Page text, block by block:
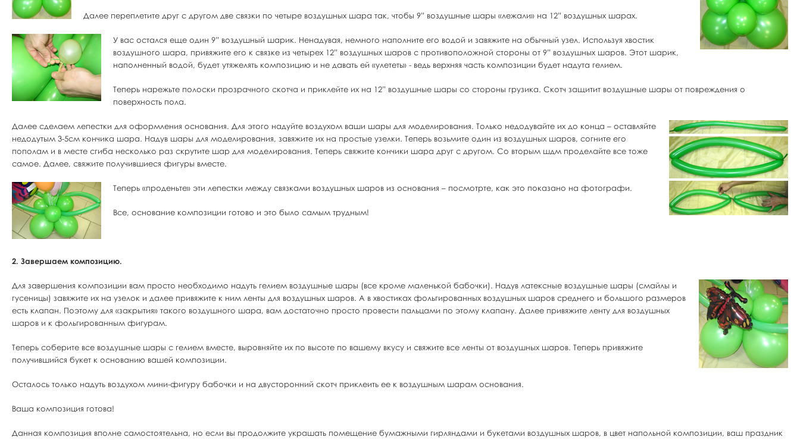
Далее переплетите друг с другом две связки по четыре воздушных шара так, чтобы 9” воздушные шары «лежали» на 12” воздушных шарах.
У вас остался еще один 9” воздушный шарик. Ненадувая, немного наполните его водой и завяжите на обычный узел. Используя хвостик
воздушного шара, привяжите его к связке из четырех 12” воздушных шаров с противоположной стороны от 9” воздушных шаров. Этот шарик,
наполненный водой, будет утяжелять композицию и не давать ей «улететь» - ведь верхняя часть композиции будет надута гелием.
Теперь нарежьте полоски прозрачного скотча и приклейте их на 12” воздушные шары со стороны грузика. Скотч защитит воздушные шары от повреждения о
поверхность пола.
Далее сделаем лепестки для оформления основания. Для этого надуйте воздухом ваши шары для моделирования. Только недодувайте их до конца – оставляйте
недодутым 3-5см кончика шара. Надув шары для моделирования, завяжите их на простые узелки. Теперь возьмите один из воздушных шаров, согните его
пополам и в месте сгиба несколько раз скрутите шар для моделирования. Теперь свяжите кончики шара друг с другом. Со вторым шдм проделайте все тоже
самое. Далее, свяжите получившиеся фигуры вместе.
Теперь «проденьте» эти лепестки между связками воздушных шаров из основания – посмотрте, как это показано на фотографи.
Все, основание композиции готово и это было самым трудным!
2. Завершаем композицию.
Для завершения композиции вам просто необходимо надуть гелием воздушные шары (все кроме маленькой бабочки). Надув латексные воздушные шары (смайлы и
гусеницы) завяжите их на узелок и далее привяжите к ним ленты для воздушных шаров. А в хвостиках фольгированных воздушных шаров среднего и большого размеров
есть клапан. Поэтому для «закрытия» такого воздушного шара, вам достаточно просто провести пальцами по этому клапану. Далее привяжите ленту для воздушных
шаров и к фольгированным фигурам.
Теперь соберите все воздушные шары с гелием вместе, выровняйте их по высоте по вашему вкусу и свяжите все ленты от воздушных шаров. Теперь привяжите
получившийся букет к основанию вашей композиции.
Осталось только надуть воздухом мини-фигуру бабочки и на двусторонний скотч приклеить ее к воздушным шарам основания.
Ваша композиция готова!
Данная композиция вполне самостоятельна, но если вы продолжите украшать помещение бумажными гирляндами и букетами воздушных шаров, в цвет напольной композиции, ваш праздник